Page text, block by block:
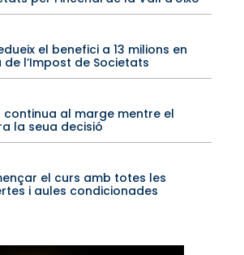
el benefici a 13 milions en
de l’Impost de Societats
continua al marge mentre el
la seua decisió
el curs amb totes les
i aules condicionades